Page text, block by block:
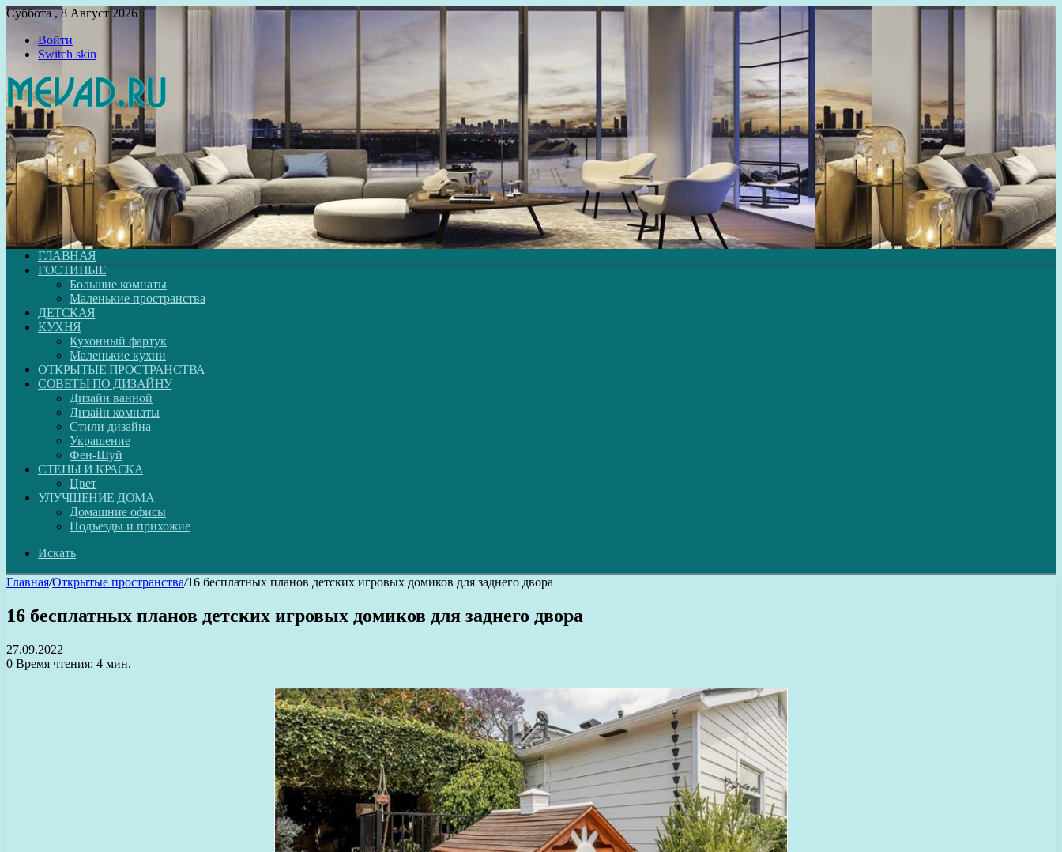
Суббота , 8 Август 2026
Войти
Switch skin
ГЛАВНАЯ
ГОСТИНЫЕ
Большие комнаты
Маленькие пространства
ДЕТСКАЯ
КУХНЯ
Кухонный фартук
Маленькие кухни
ОТКРЫТЫЕ ПРОСТРАНСТВА
СОВЕТЫ ПО ДИЗАЙНУ
Дизайн ванной
Дизайн комнаты
Стили дизайна
Украшение
Фен-Шуй
СТЕНЫ И КРАСКА
Цвет
УЛУЧШЕНИЕ ДОМА
Домашние офисы
Подъезды и прихожие
Искать
Главная/Открытые пространства/16 бесплатных планов детских игровых домиков для заднего двора
16 бесплатных планов детских игровых домиков для заднего двора
27.09.2022
0 Время чтения: 4 мин.